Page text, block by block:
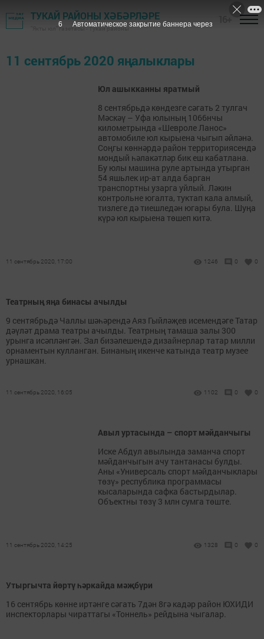
ТУКАЙ РАЙОНЫ ХӘБӘРЛӘРЕ
"Якты юл" газетасы - Тукай районы
11 сентябрь 2020 яңалыклары
Юл ашыкканны яратмый
8 сентябрьдә көндезге сәгать 2 тулгач
Мәскәү – Уфа юлының 1066нчы
километрында «Шевроле Ланос»
автомобиле юл кырыена чыгып әйләнә.
Соңгы көннәрдә район территориясендә
мондый һәлакәтләр бик еш кабатлана.
Бу юлы машина руле артында утырган
54 яшьлек ир-ат алда барган
транспортны узарга уйлый. Ләкин
контрольне югалта, туктап кала алмый,
тизлеге дә тиешледән югары була. Шуңа
күрә юл кырыена төшеп китә.
11 сентябрь 2020, 17:00 1246 0 0
Театрның яңа бинасы ачылды
9 сентябрьдә Чаллы шәһәрендә Аяз Гыйләҗев исемендәге Татар
дәүләт драма театры ачылды. Театрның тамаша залы 300
урынга исәпләнгән. Зал бизәлешендә дизайнерлар татар милли
орнаментын кулланган. Бинаның икенче катында театр музее
урнашкан.
11 сентябрь 2020, 16:05 1102 0 0
Авыл уртасында – спорт мәйданчыгы
Иске Абдул авылында заманча спорт
мәйданчыгын ачу тантанасы булды.
Аны «Универсаль спорт мәйданчыклары
төзү» республика программасы
кысаларында сафка бастырдылар.
Объектны төзү 3 млн сумга төште.
11 сентябрь 2020, 14:25 1328 0 0
Утыргычта йөртү һәркайда мәҗбүри
16 сентябрь көнне иртәнге сәгать 7дән 8гә кадәр район ЮХИДИ
инспекторлары чираттагы «Тоннель» рейдына чыгалар.
6 Автоматическое закрытие баннера через